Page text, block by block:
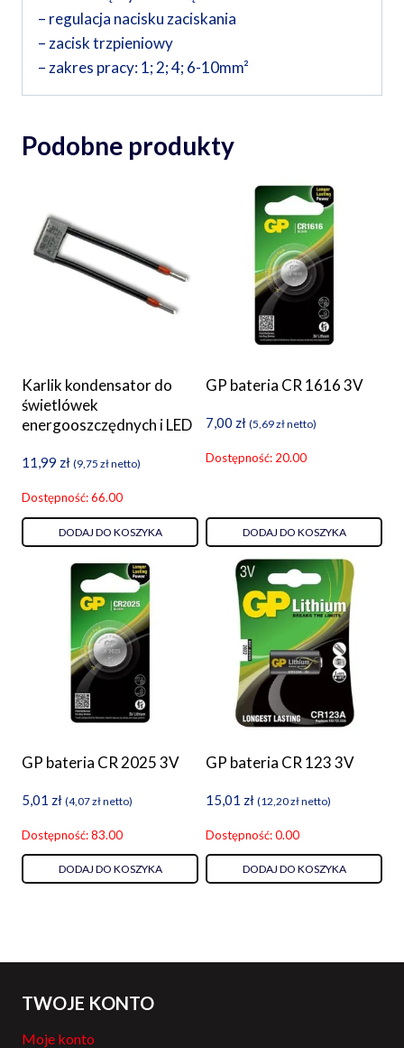
– regulacja nacisku zaciskania
– zacisk trzpieniowy
– zakres pracy: 1; 2; 4; 6-10mm²
Podobne produkty
Karlik kondensator do
świetlówek
energooszczędnych i LED
11,99 zł (9,75 złnetto)
Dostępność: 66.00
DODAJ DO KOSZYKA
GP bateria CR 1616 3V
7,00 zł (5,69złnetto)
Dostępność: 20.00
DODAJ DO KOSZYKA
GP bateria CR 2025 3V
5,01 zł (4,07złnetto)
Dostępność: 83.00
DODAJ DO KOSZYKA
GP bateria CR 123 3V
15,01 zł (12,20złnetto)
Dostępność: 0.00
DODAJ DO KOSZYKA
TWOJE KONTO
Moje konto